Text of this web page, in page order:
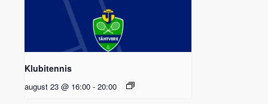
Klubitennis
august 23 @ 16:00 - 20:00